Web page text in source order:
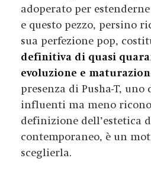
adoperato per
e questo pezzo, persino
sua perfezione pop,
definitiva di quasi
evoluzione e
presenza di Pusha-T,
influenti ma meno
definizione dell’estetica
contemporaneo, è un
sceglierla.